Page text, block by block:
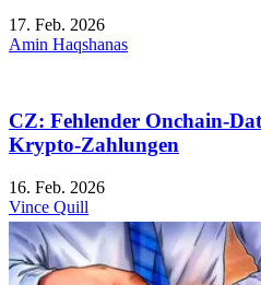
17. Feb. 2026
Amin Haqshanas
CZ: Fehlender Onchain-
Krypto-Zahlungen
16. Feb. 2026
Vince Quill